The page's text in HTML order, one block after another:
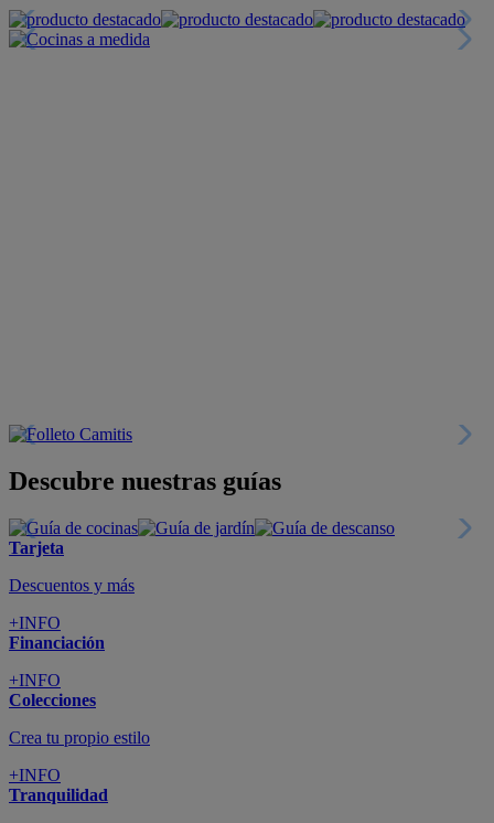
Descubre nuestras guías
Tarjeta
Descuentos y más
+INFO
Financiación
+INFO
Colecciones
Crea tu propio estilo
+INFO
Tranquilidad